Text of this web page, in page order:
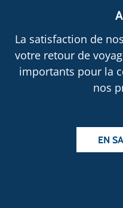
La satisfaction de
votre retour de
importants pour la
nos
EN